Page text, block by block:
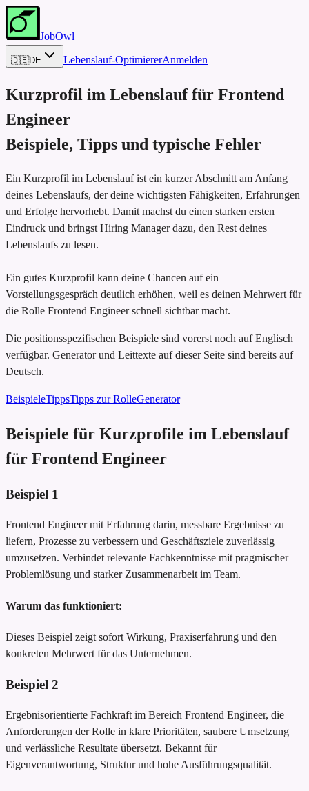
JobOwl
🇩🇪DE Lebenslauf-OptimiererAnmelden
Kurzprofil im Lebenslauf für Frontend
Engineer
Beispiele, Tipps und typische Fehler
Ein Kurzprofil im Lebenslauf ist ein kurzer Abschnitt am Anfang
deines Lebenslaufs, der deine wichtigsten Fähigkeiten, Erfahrungen
und Erfolge hervorhebt. Damit machst du einen starken ersten
Eindruck und bringst Hiring Manager dazu, den Rest deines
Lebenslaufs zu lesen.
Ein gutes Kurzprofil kann deine Chancen auf ein
Vorstellungsgespräch deutlich erhöhen, weil es deinen Mehrwert für
die Rolle Frontend Engineer schnell sichtbar macht.
Die positionsspezifischen Beispiele sind vorerst noch auf Englisch
verfügbar. Generator und Leittexte auf dieser Seite sind bereits auf
Deutsch.
BeispieleTippsTipps zur RolleGenerator
Beispiele für Kurzprofile im Lebenslauf
für Frontend Engineer
Beispiel 1
Frontend Engineer mit Erfahrung darin, messbare Ergebnisse zu
liefern, Prozesse zu verbessern und Geschäftsziele zuverlässig
umzusetzen. Verbindet relevante Fachkenntnisse mit pragmischer
Problemlösung und starker Zusammenarbeit im Team.
Warum das funktioniert:
Dieses Beispiel zeigt sofort Wirkung, Praxiserfahrung und den
konkreten Mehrwert für das Unternehmen.
Beispiel 2
Ergebnisorientierte Fachkraft im Bereich Frontend Engineer, die
Anforderungen der Rolle in klare Prioritäten, saubere Umsetzung
und verlässliche Resultate übersetzt. Bekannt für
Eigenverantwortung, Struktur und hohe Ausführungsqualität.